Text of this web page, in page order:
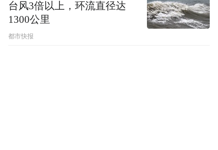
台风3倍以上，环流直径达
1300公里
都市快报